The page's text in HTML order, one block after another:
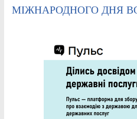
МІЖНАРОДНОГО ДНЯ